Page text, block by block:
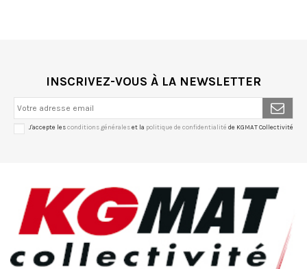
INSCRIVEZ-VOUS À LA NEWSLETTER
J'accepte lesconditions généraleset la politique de confidentialité de KGMAT Collectivité